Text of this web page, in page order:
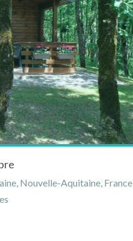
Nouvelle-Aquitaine, France